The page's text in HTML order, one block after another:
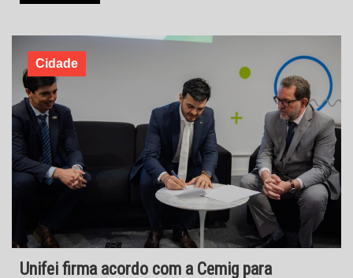
Cidade
Unifei firma acordo com a Cemig para